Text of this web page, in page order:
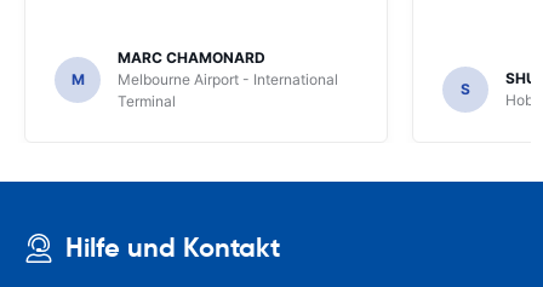
M
MARC CHAMONARD
Melbourne Airport - International
Terminal
S
Hilfe und Kontakt